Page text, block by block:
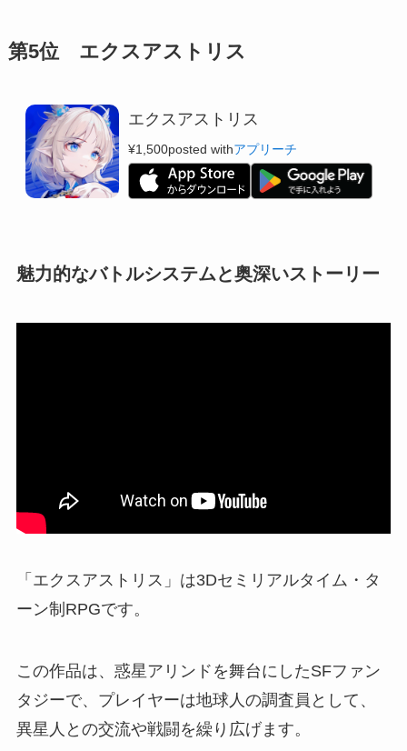
第5位 エクスアストリス
エクスアストリス
¥1,500posted withアプリーチ
魅力的なバトルシステムと奥深いストーリー
「エクスアストリス」は3Dセミリアルタイム・タ
ーン制RPGです。
この作品は、惑星アリンドを舞台にしたSFファン
タジーで、プレイヤーは地球人の調査員として、
異星人との交流や戦闘を繰り広げます。